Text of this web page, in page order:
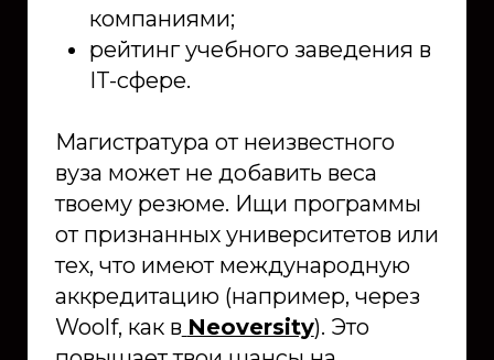
компаниями;
рейтинг учебного заведения в
IT-сфере.
Магистратура от неизвестного
вуза может не добавить веса
твоему резюме. Ищи программы
от признанных университетов или
тех, что имеют международную
аккредитацию (например, через
Woolf, как в Neoversity). Это